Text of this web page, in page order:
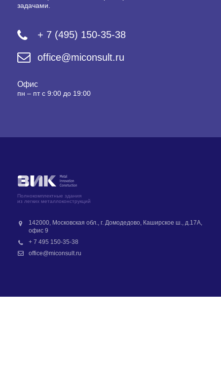
задачами.
+ 7 (495) 150-35-38
office@miconsult.ru
Офис
пн – пт с 9:00 до 19:00
Полнокомплектные здания
из легких металлоконструкций
142000, Московская обл., г. Домодедово, Каширское ш., д.17А,
офис 9
+ 7 495 150-35-38
office@miconsult.ru